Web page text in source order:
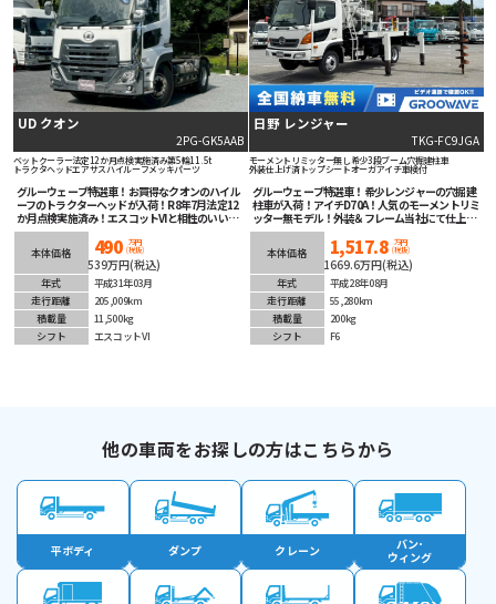
UD クオン
2PG-GK5AAB
ベットクーラー法定12か月点検実施済み第5輪11.5t
トラクタヘッドエアサスハイルーフメッキパーツ
グルーウェーブ特選車！お買得なクオンのハイル
ーフのトラクターヘッドが入荷！R8年7月法定12
か月点検実施済み！エスコットVIと相性のいいＧ
Ｈ１１エンジン搭載！ベットヒーター＆クーラー
装備！リヤエアサス＆クルコン装備で長距離も快
適な1台です！
本体価格 490 万円
(税抜)
539万円(税込)
年式
平成31年03月
走行距離
205,009km
積載量
11,500kg
シフト
エスコットVI
日野 レンジャー
TKG-FC9JGA
モーメントリミッター無し希少3段ブーム穴掘建柱車
外装仕上げ済トップシートオーガアイチ車検付
グルーウェーブ特選車！希少レンジャーの穴掘建
柱車が入荷！アイチD70A！人気のモーメントリミ
ッター無モデル！外装＆フレーム当社にて仕上げ
済で気持ち良くご使用頂けます！人気の6速マニ
ュアル！ETC車載器装着済み！
本体価格 1,517.8 万円
(税抜)
1669.6万円(税込)
年式
平成28年08月
走行距離
55,280km
積載量
200kg
シフト
F6
他の車両をお探しの方はこちらから
平ボディ ダンプ クレーン
バン･
ウィング